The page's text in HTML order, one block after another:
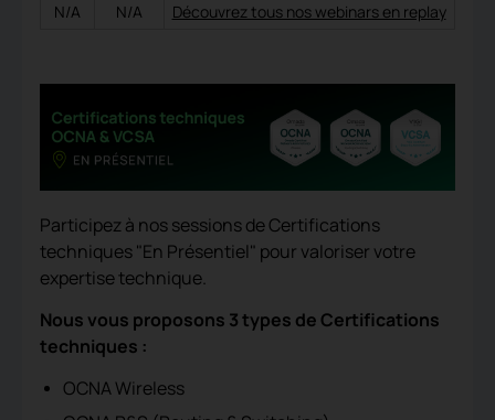
N/A N/A Découvrez tous nos webinars en replay
Participez à nos sessions de Certifications
techniques "En Présentiel" pour valoriser votre
expertise technique.
Nous vous proposons 3 types de Certifications
techniques :
OCNA Wireless